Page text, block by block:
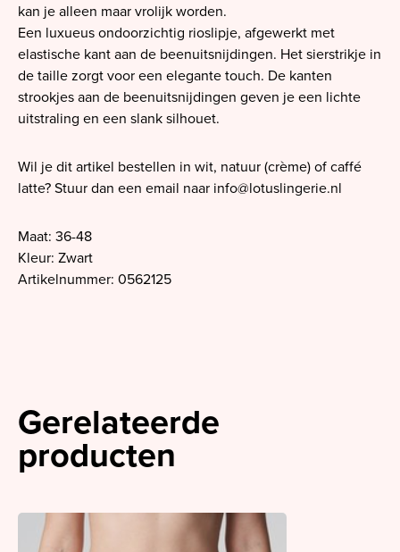
kan je alleen maar vrolijk worden.
Een luxueus ondoorzichtig rioslipje, afgewerkt met
elastische kant aan de beenuitsnijdingen. Het sierstrikje in
de taille zorgt voor een elegante touch. De kanten
strookjes aan de beenuitsnijdingen geven je een lichte
uitstraling en een slank silhouet.
Wil je dit artikel bestellen in wit, natuur (crème) of caffé
latte? Stuur dan een email naar info@lotuslingerie.nl
Maat: 36-48
Kleur: Zwart
Artikelnummer: 0562125
Gerelateerde
producten